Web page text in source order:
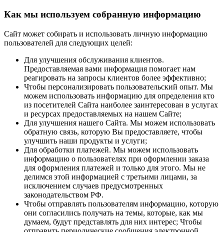
Как мы используем собранную информацию
Сайт может собирать и использовать личную информацию
пользователей для следующих целей:
Для улучшения обслуживания клиентов.
Предоставляемая вами информация помогает нам
реагировать на запросы клиентов более эффективно;
Чтобы персонализировать пользовательский опыт. Мы
можем использовать информацию для определения кто
из посетителей Сайта наиболее заинтересован в услугах
и ресурсах предоставляемых на нашем Сайте;
Для улучшения нашего Сайта. Мы можем использовать
обратную связь, которую Вы предоставляете, чтобы
улучшить наши продукты и услуги;
Для обработки платежей. Мы можем использовать
информацию о пользователях при оформлении заказа
для оформления платежей и только для этого. Мы не
делимся этой информацией с третьими лицами, за
исключением случаев предусмотренных
законодательством РФ.
Чтобы отправлять пользователям информацию, которую
они согласились получать на темы, которые, как мы
думаем, будут представлять для них интерес; Чтобы